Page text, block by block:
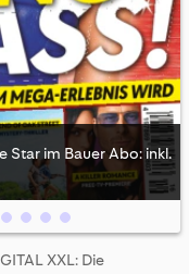
Star im Bauer Abo: inkl.
XXL: Die